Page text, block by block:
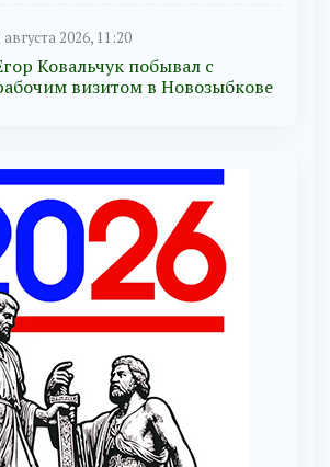
августа 2026, 11:20
Ковальчук побывал с
визитом в Новозыбкове